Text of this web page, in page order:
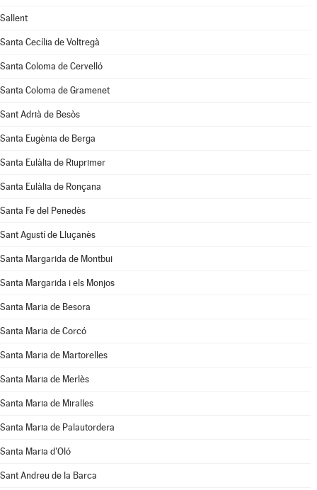
Sallent
Santa Cecília de Voltregà
Santa Coloma de Cervelló
Santa Coloma de Gramenet
Sant Adrià de Besòs
Santa Eugènia de Berga
Santa Eulàlia de Riuprimer
Santa Eulàlia de Ronçana
Santa Fe del Penedès
Sant Agustí de Lluçanès
Santa Margarida de Montbui
Santa Margarida i els Monjos
Santa Maria de Besora
Santa Maria de Corcó
Santa Maria de Martorelles
Santa Maria de Merlès
Santa Maria de Miralles
Santa Maria de Palautordera
Santa Maria d'Oló
Sant Andreu de la Barca